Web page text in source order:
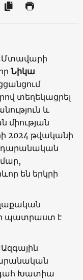
Նիկա
տեղեկացրել
և
միության
2024 թվականի
են երկրի
պատրաստ է
Խատիա